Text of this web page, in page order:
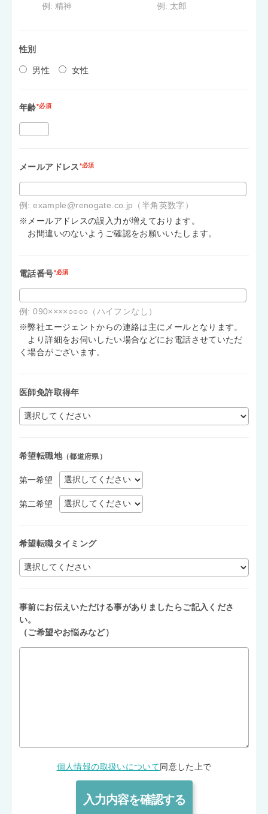
例: 精神
例: 太郎
性別
男性 女性
年齢*必須
メールアドレス*必須
例: example@renogate.co.jp（半角英数字）
※メールアドレスの誤入力が増えております。
お間違いのないようご確認をお願いいたします。
電話番号*必須
例: 090××××○○○○（ハイフンなし）
※弊社エージェントからの連絡は主にメールとなります。
より詳細をお伺いしたい場合などにお電話させていただ
く場合がございます。
医師免許取得年
希望転職地（都道府県）
第一希望
第二希望
希望転職タイミング
事前にお伝えいただける事がありましたらご記入くださ
い。
（ご希望やお悩みなど）
個人情報の取扱いについて 同意した上で